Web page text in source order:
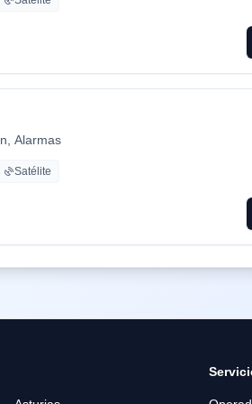
de tú a tú para un alta como para un
que es lo que está falta la
Alarmas
Satélite